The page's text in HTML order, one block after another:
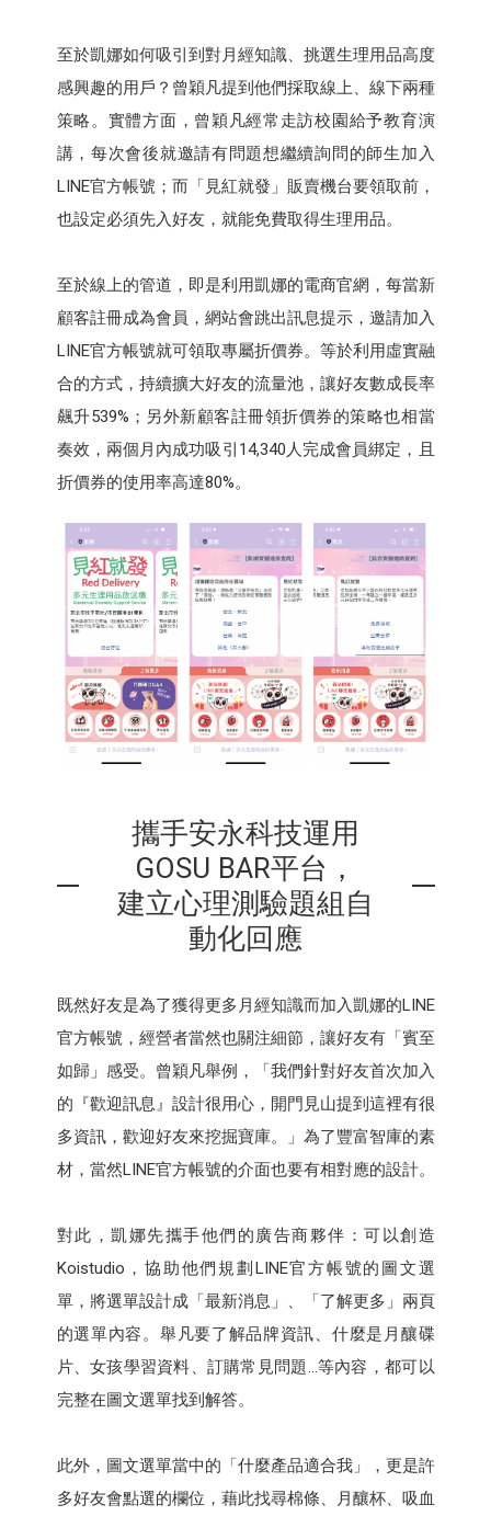
至於凱娜如何吸引到對月經知識、挑選生理用品高度
感興趣的用戶？曾穎凡提到他們採取線上、線下兩種
策略。實體方面，曾穎凡經常走訪校園給予教育演
講，每次會後就邀請有問題想繼續詢問的師生加入
LINE官方帳號；而「見紅就發」販賣機台要領取前，
也設定必須先入好友，就能免費取得生理用品。
至於線上的管道，即是利用凱娜的電商官網，每當新
顧客註冊成為會員，網站會跳出訊息提示，邀請加入
LINE官方帳號就可領取專屬折價券。等於利用虛實融
合的方式，持續擴大好友的流量池，讓好友數成長率
飆升539%；另外新顧客註冊領折價券的策略也相當
奏效，兩個月內成功吸引14,340人完成會員綁定，且
折價券的使用率高達80%。
攜手安永科技運用
GOSU BAR平台，
建立心理測驗題組自
動化回應
既然好友是為了獲得更多月經知識而加入凱娜的LINE
官方帳號，經營者當然也關注細節，讓好友有「賓至
如歸」感受。曾穎凡舉例，「我們針對好友首次加入
的『歡迎訊息』設計很用心，開門見山提到這裡有很
多資訊，歡迎好友來挖掘寶庫。」為了豐富智庫的素
材，當然LINE官方帳號的介面也要有相對應的設計。
對此，凱娜先攜手他們的廣告商夥伴：可以創造
Koistudio，協助他們規劃LINE官方帳號的圖文選
單，將選單設計成「最新消息」、「了解更多」兩頁
的選單內容。舉凡要了解品牌資訊、什麼是月釀碟
片、女孩學習資料、訂購常見問題…等內容，都可以
完整在圖文選單找到解答。
此外，圖文選單當中的「什麼產品適合我」，更是許
多好友會點選的欄位，藉此找尋棉條、月釀杯、吸血